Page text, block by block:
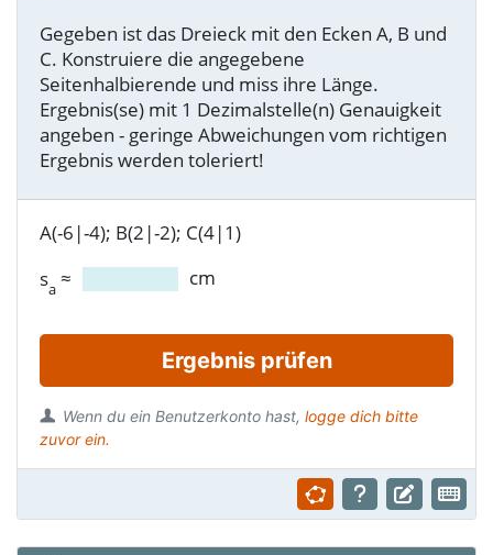
Gegeben ist das Dreieck mit den Ecken A, B und
C. Konstruiere die angegebene
Seitenhalbierende und miss ihre Länge.
Ergebnis(se) mit 1 Dezimalstelle(n) Genauigkeit
angeben - geringe Abweichungen vom richtigen
Ergebnis werden toleriert!
A(-6|-4); B(2|-2); C(4|1)
sa ≈ cm
Ergebnis prüfen
Wenn du ein Benutzerkonto hast, logge dich bitte
zuvor ein.